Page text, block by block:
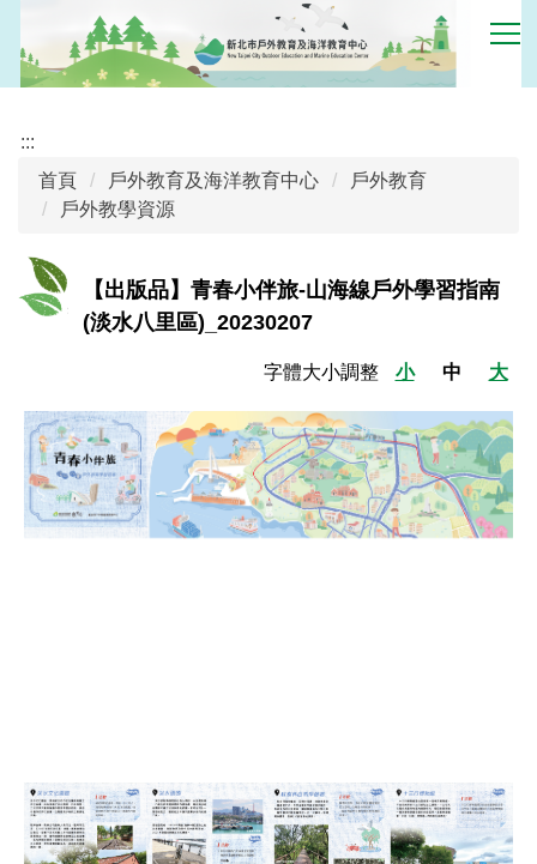
到
主
內
:::
首頁
戶外教育及海洋教育中心
戶外教育
戶外教學資源
【出版品】青春小伴旅-山海線戶外學習指南
(淡水八里區)_20230207
字體大小調整 小 中 大